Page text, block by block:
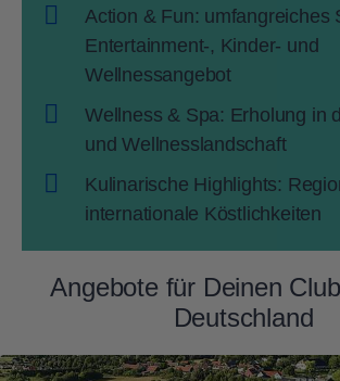
Action & Fun: umfangreiches
Entertainment-, Kinder- und
Wellnessangebot
Wellness & Spa: Erholung in
und Wellnesslandschaft
Kulinarische Highlights:
internationale Köstlichkeiten
Angebote für Deinen
Deutschland